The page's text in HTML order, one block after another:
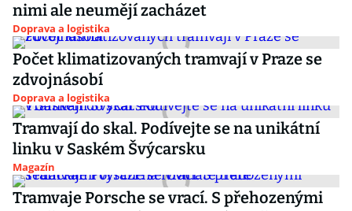
nimi ale neumějí zacházet
Doprava a logistika
Počet klimatizovaných tramvají v Praze se
zdvojnásobí
Doprava a logistika
Tramvají do skal. Podívejte se na unikátní
linku v Saském Švýcarsku
Magazín
Tramvaje Porsche se vrací. S přehozenými